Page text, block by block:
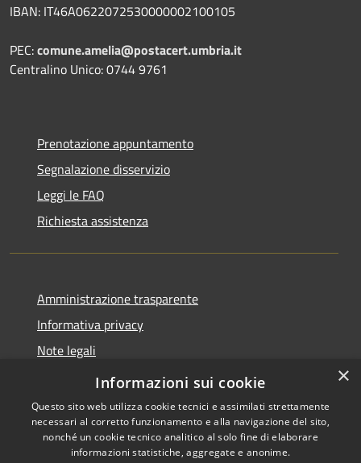
IBAN: IT46A0622072530000002100105
PEC:comune.amelia@postacert.umbria.it
Centralino Unico: 0744 9761
Prenotazione appuntamento
Segnalazione disservizio
Leggi le FAQ
Richiesta assistenza
Amministrazione trasparente
Informativa privacy
Note legali
Dichiarazione di accessibilità
Copyright © 2026 • Comune di
×
Informazioni sui cookie
Questo sito web utilizza cookie tecnici e assimilati strettamente
necessari al corretto funzionamento e alla navigazione del sito,
nonché un cookie tecnico analitico al solo fine di elaborare
informazioni statistiche, aggregate e anonime.